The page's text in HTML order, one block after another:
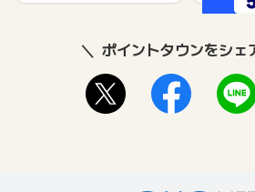
ポイントタウンをシェ